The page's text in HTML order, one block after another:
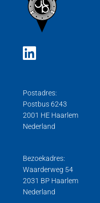
Postadres:
Postbus 6243
2001 HE Haarlem
Nederland
Bezoekadres:
Waarderweg 54
2031 BP Haarlem
Nederland